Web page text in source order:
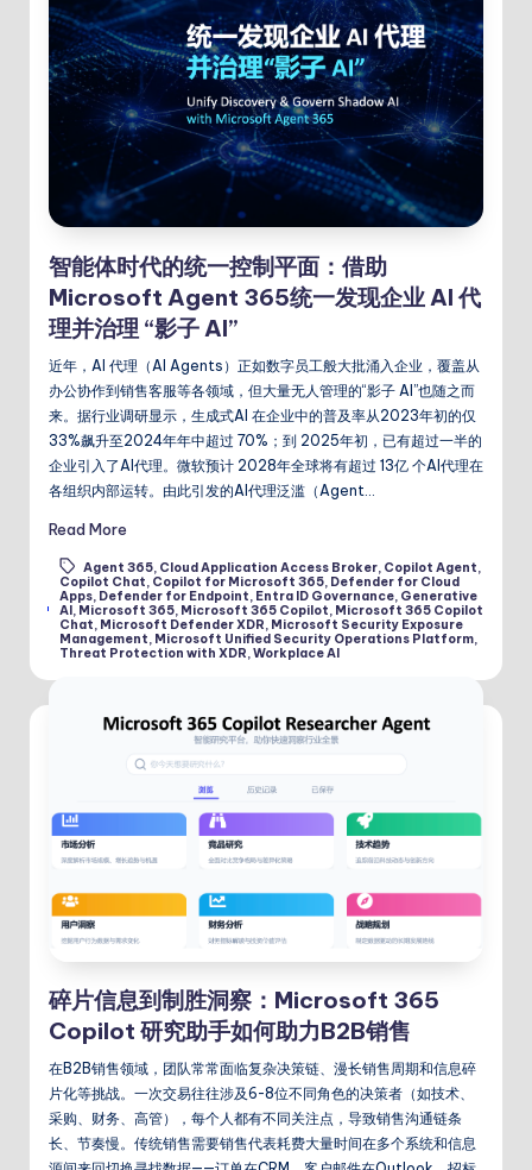
智能体时代的统一控制平面：借助
Microsoft Agent 365统一发现企业 AI 代
理并治理 “影子 AI”
近年，AI 代理（AI Agents）正如数字员工般大批涌入企业，覆盖从
办公协作到销售客服等各领域，但大量无人管理的“影子 AI”也随之而
来。据行业调研显示，生成式AI 在企业中的普及率从2023年初的仅
33%飙升至2024年年中超过 70%；到 2025年初，已有超过一半的
企业引入了AI代理。微软预计 2028年全球将有超过 13亿 个AI代理在
各组织内部运转。由此引发的AI代理泛滥（Agent…
Read More
Tags:
Agent 365, Cloud Application Access Broker, Copilot Agent,
Copilot Chat, Copilot for Microsoft 365, Defender for Cloud
Apps, Defender for Endpoint, Entra ID Governance, Generative
AI, Microsoft 365, Microsoft 365 Copilot, Microsoft 365 Copilot
Chat, Microsoft Defender XDR, Microsoft Security Exposure
Management, Microsoft Unified Security Operations Platform,
Threat Protection with XDR,Workplace AI
碎片信息到制胜洞察：Microsoft 365
Copilot 研究助手如何助力B2B销售
在B2B销售领域，团队常常面临复杂决策链、漫长销售周期和信息碎
片化等挑战。一次交易往往涉及6-8位不同角色的决策者（如技术、
采购、财务、高管），每个人都有不同关注点，导致销售沟通链条
长、节奏慢。传统销售需要销售代表耗费大量时间在多个系统和信息